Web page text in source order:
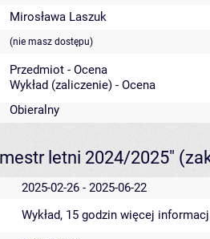
Mirosława Laszuk
(nie masz dostępu)
Przedmiot - Ocena
Wykład (zaliczenie) - Ocena
Obieralny
letni 2024/2025"
2025-02-26 - 2025-06-22
Wykład, 15 godzin więcej